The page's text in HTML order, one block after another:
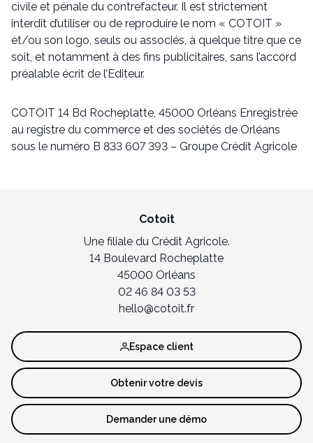
civile et pénale du contrefacteur. Il est strictement
interdit d’utiliser ou de reproduire le nom « COTOIT »
et/ou son logo, seuls ou associés, à quelque titre que ce
soit, et notamment à des fins publicitaires, sans l’accord
préalable écrit de l’Editeur.
COTOIT 14 Bd Rocheplatte, 45000 Orléans Enregistrée
au registre du commerce et des sociétés de Orléans
sous le numéro B 833 607 393 – Groupe Crédit Agricole
Cotoit
Une filiale du Crédit Agricole.
14 Boulevard Rocheplatte
45000 Orléans
02 46 84 03 53
hello@cotoit.fr
Espace client
Obtenir votre devis
Demander une démo